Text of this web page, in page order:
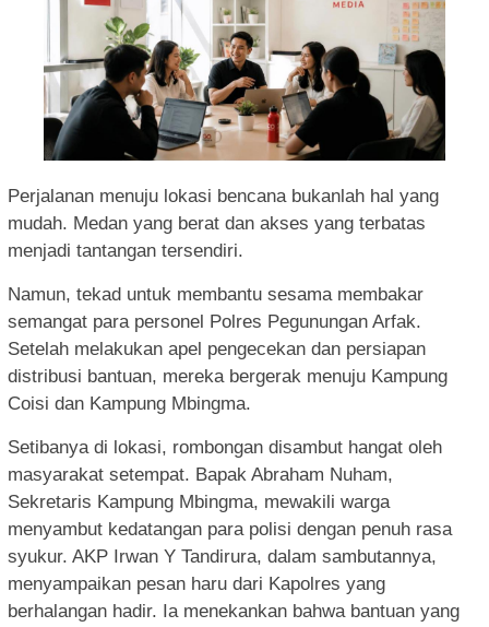
Perjalanan menuju lokasi bencana bukanlah hal yang
mudah. Medan yang berat dan akses yang terbatas
menjadi tantangan tersendiri.
Namun, tekad untuk membantu sesama membakar
semangat para personel Polres Pegunungan Arfak.
Setelah melakukan apel pengecekan dan persiapan
distribusi bantuan, mereka bergerak menuju Kampung
Coisi dan Kampung Mbingma.
Setibanya di lokasi, rombongan disambut hangat oleh
masyarakat setempat. Bapak Abraham Nuham,
Sekretaris Kampung Mbingma, mewakili warga
menyambut kedatangan para polisi dengan penuh rasa
syukur. AKP Irwan Y Tandirura, dalam sambutannya,
menyampaikan pesan haru dari Kapolres yang
berhalangan hadir. Ia menekankan bahwa bantuan yang